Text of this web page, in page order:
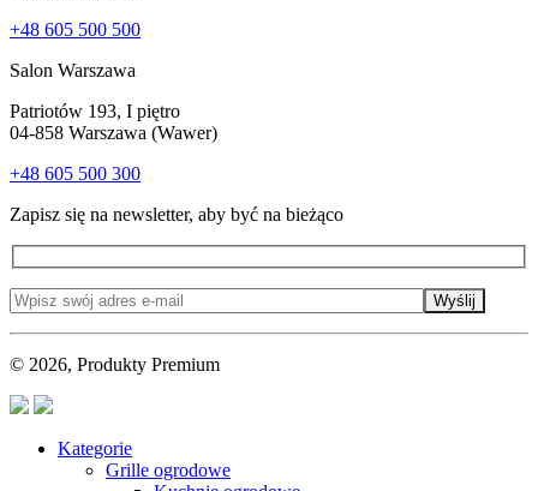
+48 605 500 500
Salon Warszawa
Patriotów 193, I piętro
04-858 Warszawa (Wawer)
+48 605 500 300
Zapisz się na newsletter, aby być na bieżąco
Wyślij
© 2026, Produkty Premium
Kategorie
Grille ogrodowe